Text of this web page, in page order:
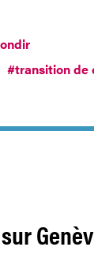
#transition de